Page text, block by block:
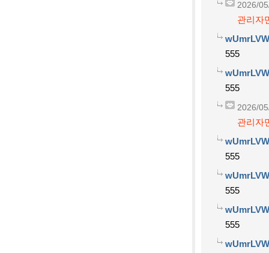
2026/
관리자
555
555
2026/
관리자
555
555
555